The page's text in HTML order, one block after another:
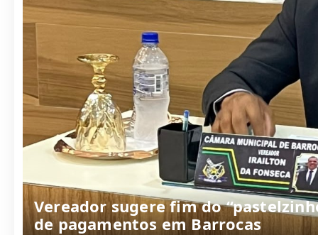
Vereador sugere fim do
de pagamentos em Barrocas